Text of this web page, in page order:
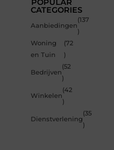
POPULAR
CATEGORIES
Aanbiedingen
(137
)
Woning
en Tuin
(72
)
Bedrijven
(52
)
Winkelen
(42
)
Dienstverlening
(35
)